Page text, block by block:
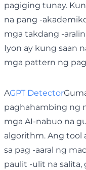
pagiging tunay.
na pang -
mga takdang -
Iyon ay kung saan
mga pattern ng
AGPT Detector
paghahambing ng
mga AI-nabuo na
algorithm. Ang
sa pag -aaral ng
paulit -ulit na salita,